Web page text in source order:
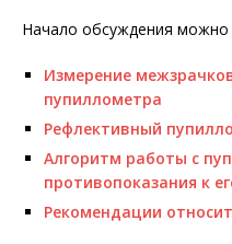
Начало обсуждения можно
Измерение
пупиллометра
Рефлективный
Алгоритм работы с
противопоказания к
Рекомендации